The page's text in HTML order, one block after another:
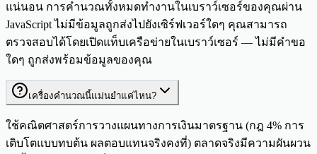
แน่นอน การคำนวณทั้งหมดทำงานในเบราว์เซอร์ของคุณผ่าน
JavaScript ไม่มีข้อมูลถูกส่งไปยังเซิร์ฟเวอร์ใดๆ คุณสามารถ
ตรวจสอบได้โดยเปิดแท็บเครือข่ายในเบราว์เซอร์ — ไม่มีคำขอ
ใดๆ ถูกส่งพร้อมข้อมูลของคุณ
เครื่องคำนวณนี้แม่นยำแค่ไหน?
ใช้คณิตศาสตร์การวางแผนทางการเงินมาตรฐาน (กฎ 4% การ
เติบโตแบบทบต้น ผลตอบแทนจริงคงที่) ตลาดจริงมีความผันผวน